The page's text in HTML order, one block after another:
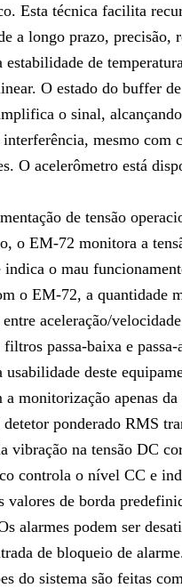
Esta técnica facilita
a longo prazo, precisão,
estabilidade de
O estado do buffer
o sinal,
mesmo com
O acelerômetro está
de tensão
o EM-72 monitora a
indica o mau
o EM-72, a quantidade
aceleração/
passa-baixa e
usabilidade deste
monitorização apenas da
detetor ponderado RMS
vibração na tensão DC
controla o nível CC e
valores de borda
alarmes podem ser
de bloqueio de
do sistema são feitas